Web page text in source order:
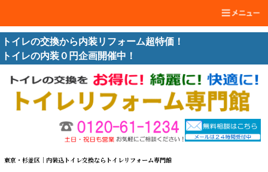
トイレの交換から内装リフォーム超特価！
トイレの内装０円企画開催中！
東京・杉並区｜内装込トイレ交換ならトイレリフォーム専門館